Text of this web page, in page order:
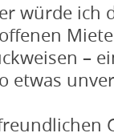
würde ich
–
etwas